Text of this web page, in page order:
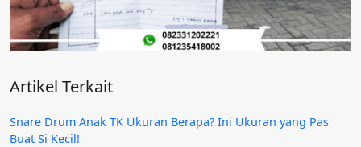
Artikel Terkait
Snare Drum Anak TK Ukuran Berapa? Ini Ukuran yang Pas
Buat Si Kecil!